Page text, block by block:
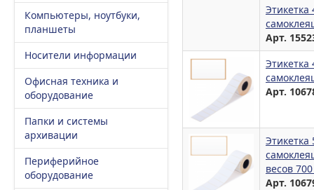
Компьютеры, ноутбуки,
планшеты
Носители информации
Офисная техника и
оборудование
Папки и системы
архивации
Периферийное
оборудование
Арт.
Арт.
весов
Арт.